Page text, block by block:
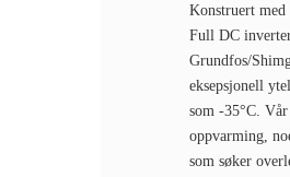
Konstruert med
Full DC
Grundfos/
eksepsjonell
som -35°C.
oppvarming,
som søker